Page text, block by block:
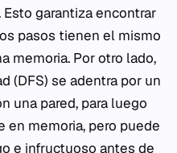
garantiza encontrar
pasos tienen el mismo
memoria. Por otro lado,
(DFS) se adentra por un
una pared, para luego
en memoria, pero puede
e infructuoso antes de